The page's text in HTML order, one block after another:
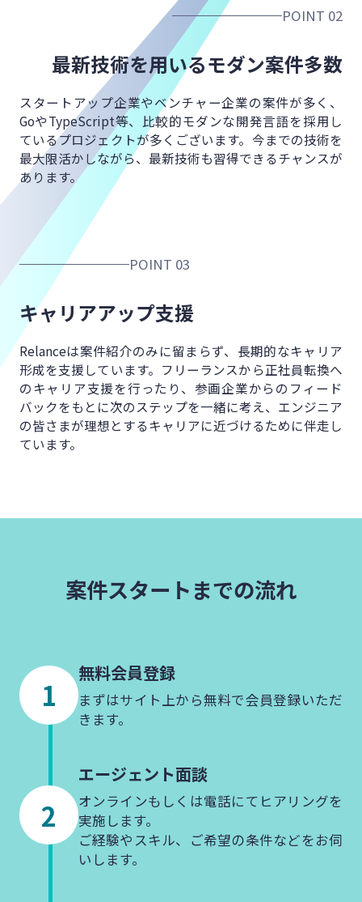
POINT 02
最新技術を用いるモダン案件多数
スタートアップ企業やベンチャー企業の案件が多く、
GoやTypeScript等、比較的モダンな開発言語を採用し
ているプロジェクトが多くございます。 今までの技術を
最大限活かしながら、 最新技術も習得できるチャンスが
あります。
POINT 03
キャリアアップ支援
Relanceは案件紹介のみに留まらず、 長期的なキャリア
形成を支援しています。 フリーランスから正社員転換へ
のキャリア支援を行ったり、 参画企業からのフィード
バックをもとに次のステップを一緒に考え、 エンジニア
の皆さまが理想とするキャリアに近づけるために伴走し
ています。
案件スタートまでの流れ
無料会員登録
まずはサイト上から無料で会員登録いただ
きます。
エージェント面談
オンラインもしくは電話にてヒアリングを
実施します。
ご経験やスキル、ご希望の条件などをお伺
いします。